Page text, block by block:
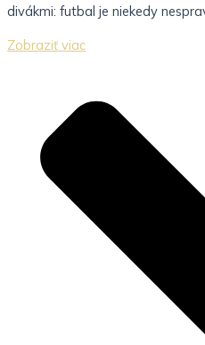
divákmi: futbal je niekedy
Zobraziť viac